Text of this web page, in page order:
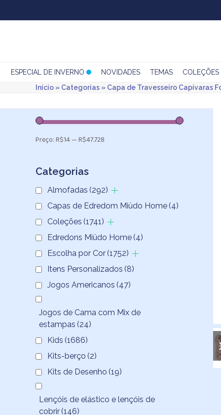
ESPECIAL DE INVERNO NOVIDADES TEMAS
COLEÇÕES
Início » Categorias » Capa de Travesseiro Capivaras
Preço:R$14—R$47.728
Categorias
Almofadas (292)
Capas de Edredom Miüdo Home (4)
Coleções (1741)
Edredons Miüdo Home (4)
Escolha por Cor (1752)
Itens Personalizados (8)
Jogos Americanos (47)
Jogos de Cama com Mix de
estampas (24)
Kids (1686)
Kits-berço (2)
Kits de Desenho (19)
Lençóis de elástico e lençóis de
cobrir (146)